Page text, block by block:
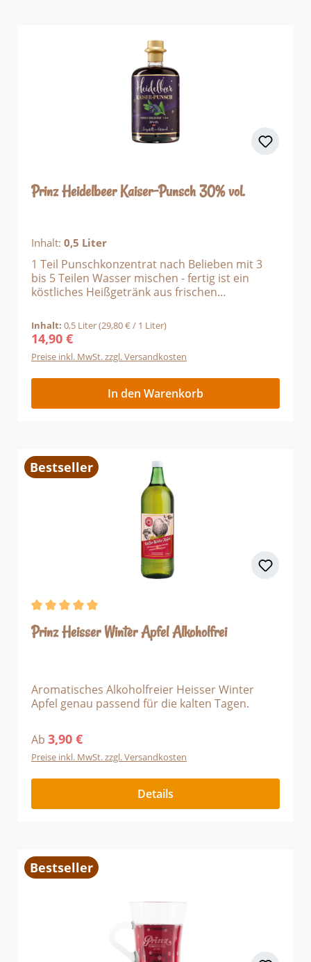
Likör 30 % vol1 x Zwetschkenstrudel Likör 16 %
Prinz Heidelbeer Kaiser-Punsch 30% vol.
Inhalt: 0,5 Liter
1 Teil Punschkonzentrat nach Belieben mit 3
bis 5 Teilen Wasser mischen - fertig ist ein
köstliches Heißgetränk aus frischen
Rum.
Inhalt: 0,5 Liter(29,80 € / 1 Liter)
Regulärer Preis:
14,90 €
Preise inkl. MwSt. zzgl. Versandkosten
In den Warenkorb
Bestseller
Durchschnittliche Bewertung von 5 von 5 Sternen
Prinz Heisser Winter Apfel Alkoholfrei
Aromatisches Alkoholfreier Heisser Winter
Apfel genau passend für die kalten Tagen.
Regulärer Preis:
Ab 3,90 €
Preise inkl. MwSt. zzgl. Versandkosten
Details
Bestseller